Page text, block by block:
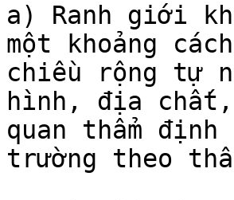
a) Ranh giới
một khoảng
chiều rộng tự
hình, địa chất,
quan thẩm
trường theo